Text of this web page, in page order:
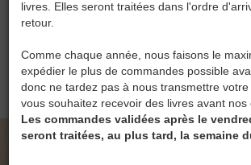
livres. Elles seront traitées dans l'ordre
retour.
Comme chaque année, nous faisons le
expédier le plus de commandes possible
donc ne tardez pas à nous transmettre
vous souhaitez recevoir des livres avant nos
Les commandes validées après le
seront traitées, au plus tard, la semaine
Menu
0
LE LIVRE EN PAPIER •